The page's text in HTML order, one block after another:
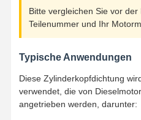
Motorölpumpe
Motorzylinderkopf
Maschinen-Kolbenring
Dieselmotor-Kurbelwelle
Bitte vergleichen Sie vor
Teilenummer und Ihr
Typische Anwendungen
Diese Zylinderkopfdichtung
verwendet, die von
angetrieben werden, darunter: